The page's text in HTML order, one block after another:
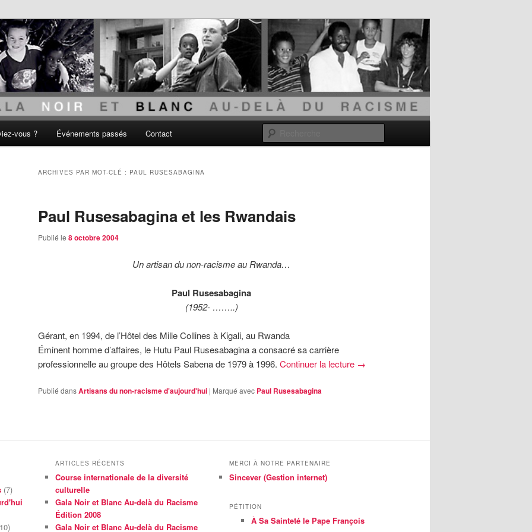
vous ? Événements passés Contact
ARCHIVES PAR MOT-CLÉ : PAUL RUSESABAGINA
Paul Rusesabagina et les Rwandais
Publié le 8 octobre 2004
Un artisan du non-racisme au Rwanda…
Paul Rusesabagina
(1952- ……..)
Gérant, en 1994, de l’Hôtel des Mille Collines à Kigali, au Rwanda
Éminent homme d’affaires, le Hutu Paul Rusesabagina a consacré sa carrière
professionnelle au groupe des Hôtels Sabena de 1979 à 1996. Continuer la lecture →
Publié dansArtisans du non-racisme d'aujourd'hui | Marqué avec Paul Rusesabagina
(7)
ARTICLES RÉCENTS
Course internationale de la diversité
culturelle
Gala Noir et Blanc Au-delà du Racisme
Édition 2008
Gala Noir et Blanc Au-delà du Racisme
MERCI À NOTRE PARTENAIRE
Sincever (Gestion internet)
PÉTITION
À Sa Sainteté le Pape François